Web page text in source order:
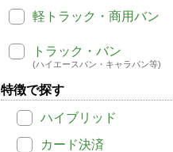
軽トラック・商用バン
トラック・バン
(ハイエースバン・キャラバン等)
特徴で探す
ハイブリッド
カード決済